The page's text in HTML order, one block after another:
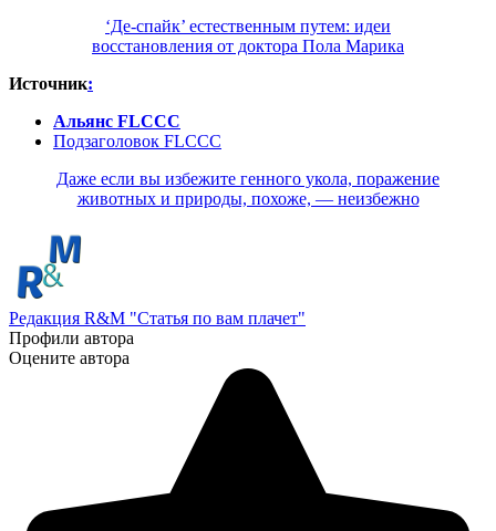
‘Де-спайк’ естественным путем: идеи
восстановления от доктора Пола Марика
Источник:
Альянс FLCCC
Подзаголовок FLCCC
Даже если вы избежите генного укола, поражение
животных и природы, похоже, — неизбежно
Редакция R&M "Статья по вам плачет"
Профили автора
Оцените автора